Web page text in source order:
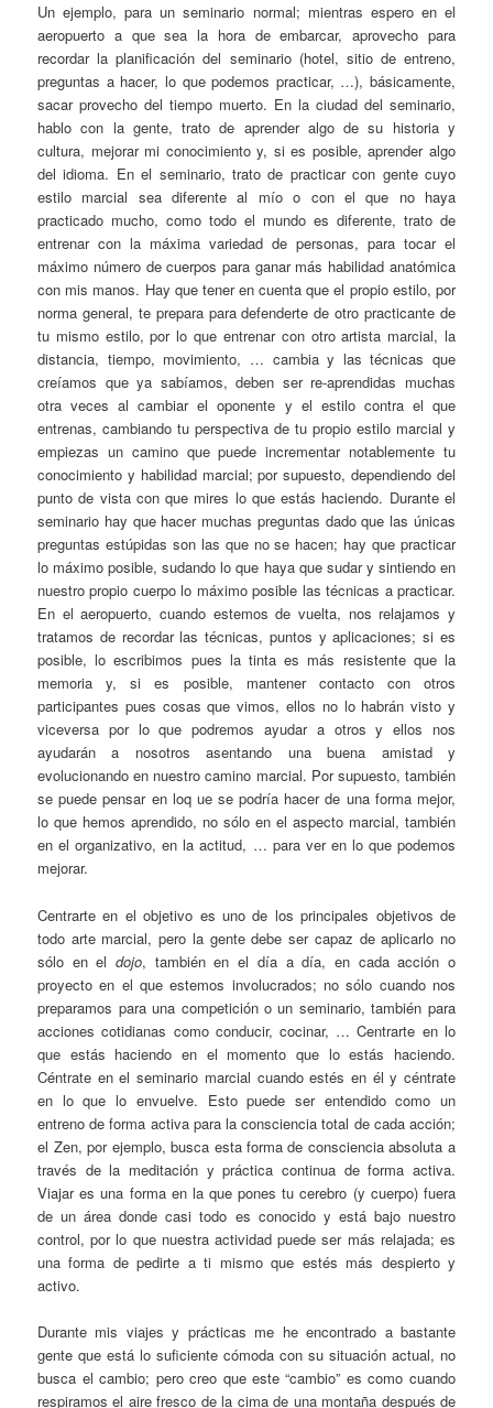
Un ejemplo, para un seminario normal; mientras espero en el
aeropuerto a que sea la hora de embarcar, aprovecho para
recordar la planificación del seminario (hotel, sitio de entreno,
preguntas a hacer, lo que podemos practicar, …), básicamente,
sacar provecho del tiempo muerto. En la ciudad del seminario,
hablo con la gente, trato de aprender algo de su historia y
cultura, mejorar mi conocimiento y, si es posible, aprender algo
del idioma. En el seminario, trato de practicar con gente cuyo
estilo marcial sea diferente al mío o con el que no haya
practicado mucho, como todo el mundo es diferente, trato de
entrenar con la máxima variedad de personas, para tocar el
máximo número de cuerpos para ganar más habilidad anatómica
con mis manos. Hay que tener en cuenta que el propio estilo, por
norma general, te prepara para defenderte de otro practicante de
tu mismo estilo, por lo que entrenar con otro artista marcial, la
distancia, tiempo, movimiento, … cambia y las técnicas que
creíamos que ya sabíamos, deben ser re-aprendidas muchas
otra veces al cambiar el oponente y el estilo contra el que
entrenas, cambiando tu perspectiva de tu propio estilo marcial y
empiezas un camino que puede incrementar notablemente tu
conocimiento y habilidad marcial; por supuesto, dependiendo del
punto de vista con que mires lo que estás haciendo. Durante el
seminario hay que hacer muchas preguntas dado que las únicas
preguntas estúpidas son las que no se hacen; hay que practicar
lo máximo posible, sudando lo que haya que sudar y sintiendo en
nuestro propio cuerpo lo máximo posible las técnicas a practicar.
En el aeropuerto, cuando estemos de vuelta, nos relajamos y
tratamos de recordar las técnicas, puntos y aplicaciones; si es
posible, lo escribimos pues la tinta es más resistente que la
memoria y, si es posible, mantener contacto con otros
participantes pues cosas que vimos, ellos no lo habrán visto y
viceversa por lo que podremos ayudar a otros y ellos nos
ayudarán a nosotros asentando una buena amistad y
evolucionando en nuestro camino marcial. Por supuesto, también
se puede pensar en loq ue se podría hacer de una forma mejor,
lo que hemos aprendido, no sólo en el aspecto marcial, también
en el organizativo, en la actitud, … para ver en lo que podemos
mejorar.
Centrarte en el objetivo es uno de los principales objetivos de
todo arte marcial, pero la gente debe ser capaz de aplicarlo no
sólo en eldojo, también en el día a día, en cada acción o
proyecto en el que estemos involucrados; no sólo cuando nos
preparamos para una competición o un seminario, también para
acciones cotidianas como conducir, cocinar, … Centrarte en lo
que estás haciendo en el momento que lo estás haciendo.
Céntrate en el seminario marcial cuando estés en él y céntrate
en lo que lo envuelve. Esto puede ser entendido como un
entreno de forma activa para la consciencia total de cada acción;
el Zen, por ejemplo, busca esta forma de consciencia absoluta a
través de la meditación y práctica continua de forma activa.
Viajar es una forma en la que pones tu cerebro (y cuerpo) fuera
de un área donde casi todo es conocido y está bajo nuestro
control, por lo que nuestra actividad puede ser más relajada; es
una forma de pedirte a ti mismo que estés más despierto y
activo.
Durante mis viajes y prácticas me he encontrado a bastante
gente que está lo suficiente cómoda con su situación actual, no
busca el cambio; pero creo que este “cambio” es como cuando
respiramos el aire fresco de la cima de una montaña después de